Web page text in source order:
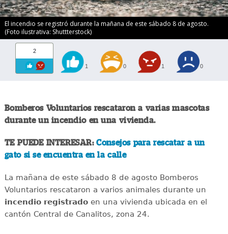
El incendio se registró durante la mañana de este sábado 8 de agosto.
(Foto ilustrativa: Shuttterstock)
2
1 0 1 0
Bomberos Voluntarios rescataron a varias mascotas
durante un incendio en una vivienda.
TE PUEDE INTERESAR:Consejos para rescatar a un
gato si se encuentra en la calle
La mañana de este sábado 8 de agosto Bomberos
Voluntarios rescataron a varios animales durante un
incendio registradoen una vivienda ubicada en el
cantón Central de Canalitos, zona 24.